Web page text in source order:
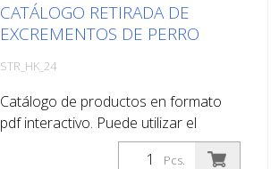
CATÁLOGO RETIRADA DE
EXCREMENTOS DE PERRO
STR_HK_24
Catálogo de productos en formato
pdf interactivo. Puede utilizar el
catálogo en Descargas en el idioma
Pcs.